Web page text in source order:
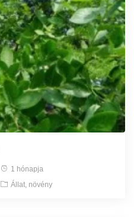
1 hónapja
Állat, növény